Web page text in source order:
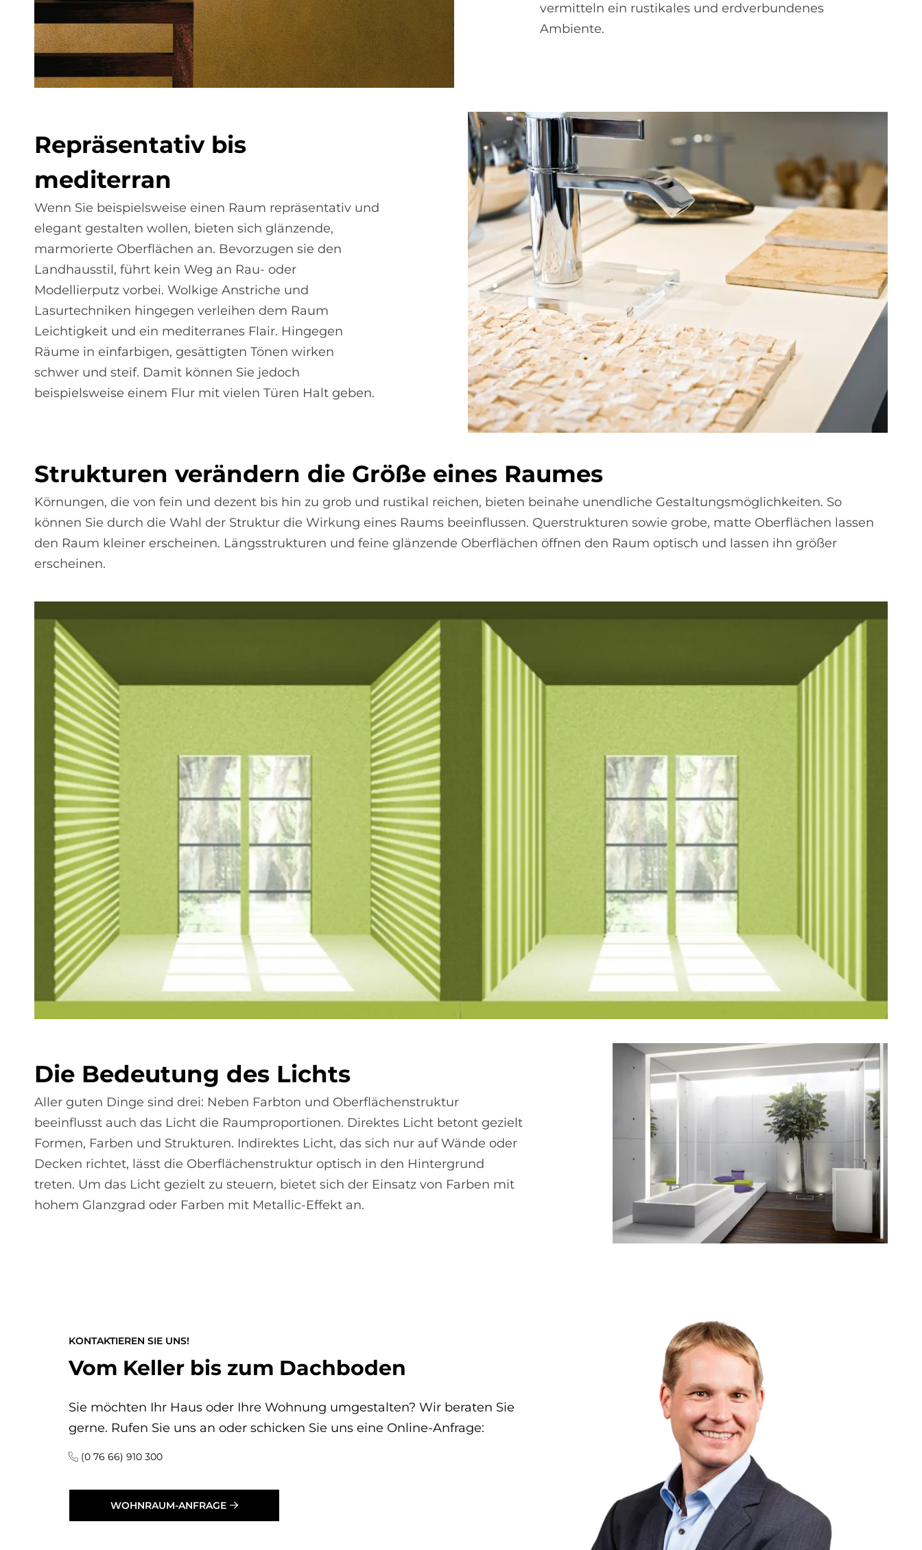
vermitteln ein rustikales und erdverbundenes
Ambiente.
Re­prä­sen­ta­tiv bis
me­di­ter­ran
Wenn Sie beispielsweise einen Raum repräsentativ und
elegant gestalten wollen, bieten sich glänzende,
marmorierte Oberflächen an. Bevorzugen sie den
Landhausstil, führt kein Weg an Rau- oder
Modellierputz vorbei. Wolkige Anstriche und
Lasurtechniken hingegen verleihen dem Raum
Leichtigkeit und ein mediterranes Flair. Hingegen
Räume in einfarbigen, gesättigten Tönen wirken
schwer und steif. Damit können Sie jedoch
beispielsweise einem Flur mit vielen Türen Halt geben.
Struk­tu­ren ver­än­dern die Grö­ße eines Raumes
Körnungen, die von fein und dezent bis hin zu grob und rustikal reichen, bieten beinahe unendliche Gestaltungsmöglichkeiten. So
können Sie durch die Wahl der Struktur die Wirkung eines Raums beeinflussen. Querstrukturen sowie grobe, matte Oberflächen lassen
den Raum kleiner erscheinen. Längsstrukturen und feine glänzende Oberflächen öffnen den Raum optisch und lassen ihn größer
erscheinen.
Die Be­deu­tung des Lichts
Aller guten Dinge sind drei: Neben Farbton und Oberflächenstruktur
beeinflusst auch das Licht die Raumproportionen. Direktes Licht betont gezielt
Formen, Farben und Strukturen. Indirektes Licht, das sich nur auf Wände oder
Decken richtet, lässt die Oberflächenstruktur optisch in den Hintergrund
treten. Um das Licht gezielt zu steuern, bietet sich der Einsatz von Farben mit
hohem Glanzgrad oder Farben mit Metallic-Effekt an.
KONTAKTIEREN SIE UNS!
Vom Keller bis zum Dachboden
Sie möchten Ihr Haus oder Ihre Wohnung umgestalten? Wir beraten Sie
gerne. Rufen Sie uns an oder schicken Sie uns eine Online-Anfrage:
(0 76 66) 910 300
WOHNRAUM-ANFRAGE